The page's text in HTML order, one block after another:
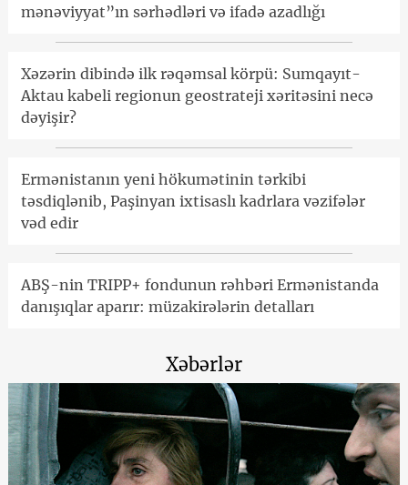
mənəviyyat”ın sərhədləri və ifadə azadlığı
Xəzərin dibində ilk rəqəmsal körpü: Sumqayıt-
Aktau kabeli regionun geostrateji xəritəsini necə
dəyişir?
Ermənistanın yeni hökumətinin tərkibi
təsdiqlənib, Paşinyan ixtisaslı kadrlara vəzifələr
vəd edir
ABŞ-nin TRIPP+ fondunun rəhbəri Ermənistanda
danışıqlar aparır: müzakirələrin detalları
Xəbərlər